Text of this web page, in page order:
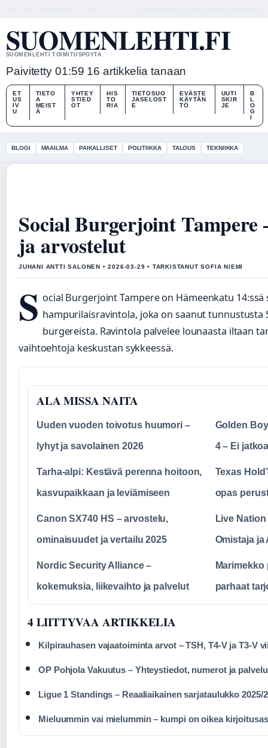
SUOMENLEHTI.FI
SUOMENLEHTI TOIMITUSPOYTA
Paivitetty 01:59 16 artikkelia tanaan
ET
US
IV
U
TIETO
A
MEIST
Ä
YHTEY
STIED
OT
HIS
TO
RIA
TIETOSUO
JASELOST
E
EVÄSTE
KÄYTÄN
TÖ
UUTI
SKIR
JE
B
L
O
G
I
BLOGI MAAILMA PAIKALLISET POLITIIKKA TALOUS TEKNIIKKA
Social Burgerjoint Tampere
ja arvostelut
JUHANI ANTTI SALONEN • 2026-03-29 • TARKISTANUT SOFIA NIEMI
S ocial Burgerjoint Tampere on Hämeenkatu 14:ssä
hampurilaisravintola, joka on saanut tunnustusta
burgereista. Ravintola palvelee lounaasta iltaan
vaihtoehtoja keskustan sykkeessä.
ALA MISSA NAITA
Uuden vuoden toivotus huumori –
lyhyt ja savolainen 2026
Golden
4 – Ei
Tarha-alpi: Kestävä perenna hoitoon,
kasvupaikkaan ja leviämiseen
Texas
opas
Canon SX740 HS – arvostelu,
ominaisuudet ja vertailu 2025
Live
Omistaja ja
Nordic Security Alliance –
kokemuksia, liikevaihto ja palvelut
Marimekko
parhaat
4 LIITTYVAA ARTIKKELIA
Kilpirauhasen vajaatoiminta arvot – TSH, T4-V ja T3-V
OP Pohjola Vakuutus – Yhteystiedot, numerot ja
Ligue 1 Standings – Reaaliaikainen sarjataulukko 2025/
Mieluummin vai mielummin – kumpi on oikea